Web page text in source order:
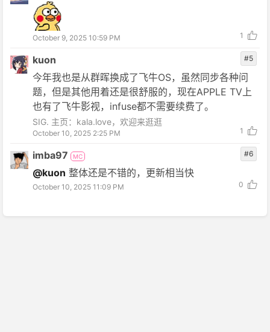
October 9, 2025 10:59 PM 1
kuon
今年我也是从群晖换成了飞牛OS，虽然同步各种问
题，但是其他用着还是很舒服的，现在APPLE TV上
也有了飞牛影视，infuse都不需要续费了。
SIG. 主页：kala.love，欢迎来逛逛
October 10, 2025 2:25 PM
#5
1
imba97 MC
@kuon 整体还是不错的，更新相当快
October 10, 2025 11:09 PM
#6
0